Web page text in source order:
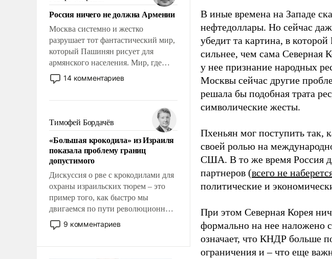
Китаем.
Россия ничего не должна Армении
Москва системно и жестко
разрушает тот фантастический мир,
который Пашинян рисует для
армянского населения. Мир, где
политические прожекты будут
безусловно оплачиваться за счет
где Еревану за свои поступки не
нужно отвечать.
14 комментариев
Тимофей Бордачёв
«Большая крокодила» из Израиля
показала проблему границ
допустимого
Дискуссия о рве с крокодилами для
охраны израильских тюрем – это
пример того, как быстро мы
двигаемся по пути революционных
изменений. То, что несколько лет
назад было образом для
9 комментариев
В иные времена на Западе
нефтедоллары. Но сейчас
убедит та картина, в
сильнее, чем сама Северная
у нее признание народных
Москвы сейчас другие
решала бы подобная трата
символические жесты.
Пхеньян мог поступить так,
своей ролью на
США. В то же время Россия
партнеров (всего не
политические и
При этом Северная Корея
формально на нее наложено
означает, что КНДР больше
ограничения и – что еще